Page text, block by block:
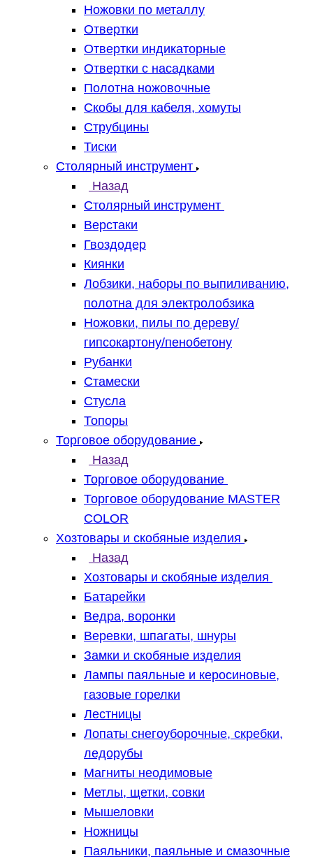
Ножовки по металлу
Отвертки
Отвертки индикаторные
Отвертки с насадками
Полотна ножовочные
Скобы для кабеля, хомуты
Струбцины
Тиски
Столярный инструмент
Назад
Столярный инструмент
Верстаки
Гвоздодер
Киянки
Лобзики, наборы по выпиливанию,
полотна для электролобзика
Ножовки, пилы по дереву/
гипсокартону/пенобетону
Рубанки
Стамески
Стусла
Топоры
Торговое оборудование
Назад
Торговое оборудование
Торговое оборудование MASTER
COLOR
Хозтовары и скобяные изделия
Назад
Хозтовары и скобяные изделия
Батарейки
Ведра, воронки
Веревки, шпагаты, шнуры
Замки и скобяные изделия
Лампы паяльные и керосиновые,
газовые горелки
Лестницы
Лопаты снегоуборочные, скребки,
ледорубы
Магниты неодимовые
Метлы, щетки, совки
Мышеловки
Ножницы
Паяльники, паяльные и смазочные